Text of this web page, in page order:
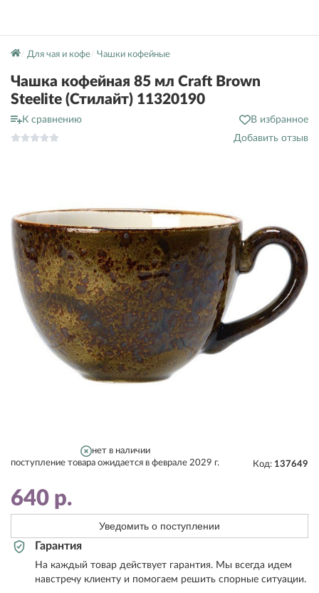
Для чая и кофе Чашки кофейные
Чашка кофейная 85 мл Craft Brown
Steelite (Стилайт) 11320190
К сравнению
В избранное
Добавить отзыв
нет в наличии
поступление товара ожидается в феврале 2029 г.
Код: 137649
640 р.
Уведомить о поступлении
Гарантия
На каждый товар действует гарантия. Мы всегда идем
навстречу клиенту и помогаем решить спорные ситуации.